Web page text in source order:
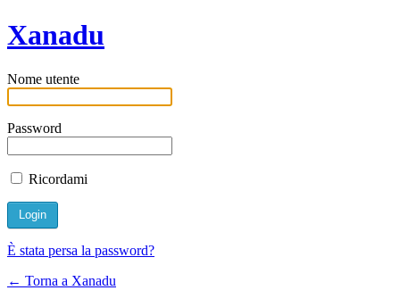
Xanadu
Nome utente
Password
Ricordami
È stata persa la password?
← Torna a Xanadu